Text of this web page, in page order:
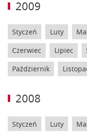
2009
Styczeń Luty
Czerwiec Lipiec
Październik
2008
Styczeń Luty